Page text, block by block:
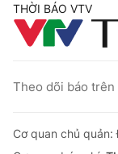
THỜI BÁO VTV
Theo dõi báo trên
Cơ quan chủ quản: